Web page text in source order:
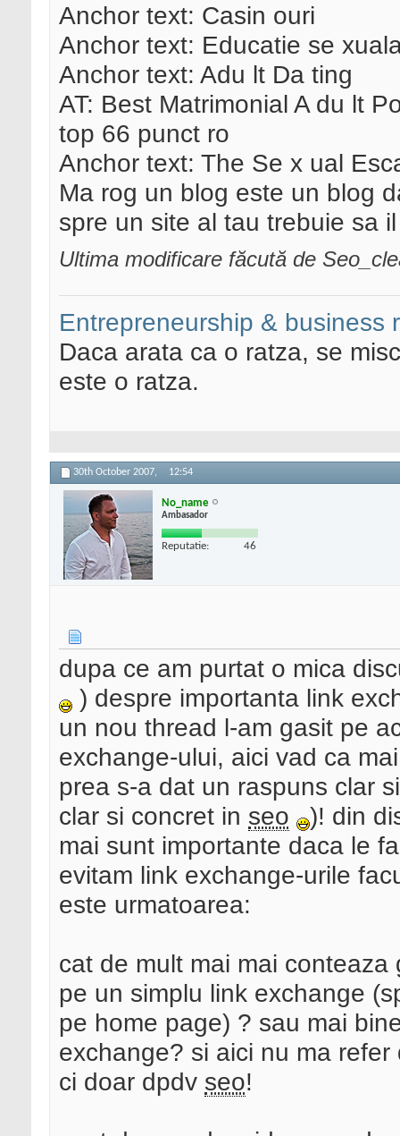
Anchor text: Casin ouri
Anchor text: Educatie se
Anchor text: Adu lt Da ting
AT: Best Matrimonial A du lt
top 66 punct ro
Anchor text: The Se x ual
Ma rog un blog este un blog
spre un site al tau trebuie sa
Ultima modificare făcută de
Entrepreneurship & business
Daca arata ca o ratza, se
este o ratza.
30th October 2007, 12:54
No_name
Ambasador
Reputatie: 46
dupa ce am purtat o mica
) despre importanta link
un nou thread l-am gasit pe
exchange-ului, aici vad ca
prea s-a dat un raspuns clar
clar si concret in seo
)! din
mai sunt importante daca le
evitam link exchange-urile
este urmatoarea:
cat de mult mai mai
pe un simplu link exchange
pe home page) ? sau mai
exchange? si aici nu ma
ci doar dpdv seo!